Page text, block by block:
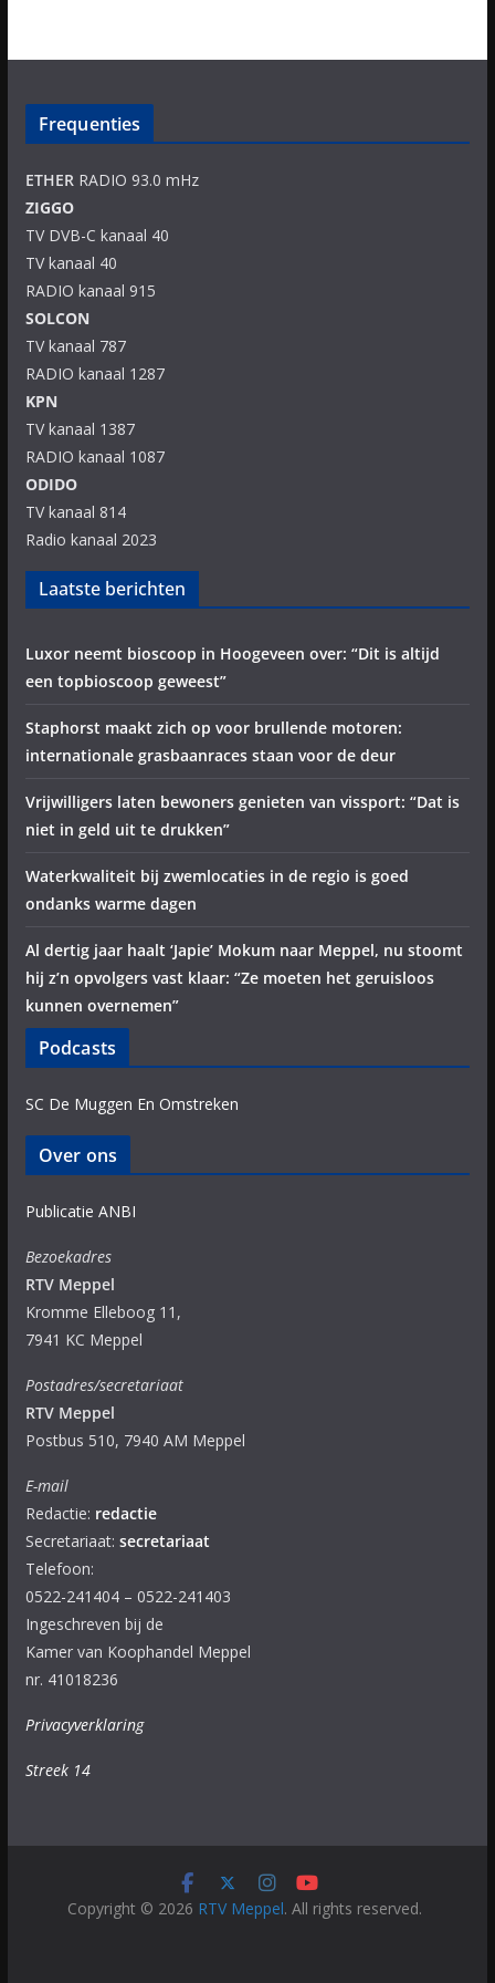
Frequenties
ETHERRADIO 93.0 mHz
ZIGGO
TV DVB-C kanaal 40
TV kanaal 40
RADIO kanaal 915
SOLCON
TV kanaal 787
RADIO kanaal 1287
KPN
TV kanaal 1387
RADIO kanaal 1087
ODIDO
TV kanaal 814
Radio kanaal 2023
Laatste berichten
Luxor neemt bioscoop in Hoogeveen over: “Dit is altijd
een topbioscoop geweest”
Staphorst maakt zich op voor brullende motoren:
internationale grasbaanraces staan voor de deur
Vrijwilligers laten bewoners genieten van vissport: “Dat is
niet in geld uit te drukken”
Waterkwaliteit bij zwemlocaties in de regio is goed
ondanks warme dagen
Al dertig jaar haalt ‘Japie’ Mokum naar Meppel, nu stoomt
hij z’n opvolgers vast klaar: “Ze moeten het geruisloos
kunnen overnemen”
Podcasts
SC De Muggen En Omstreken
Over ons
Publicatie ANBI
Bezoekadres
RTV Meppel
Kromme Elleboog 11,
7941 KC Meppel
Postadres/secretariaat
RTV Meppel
Postbus 510, 7940 AM Meppel
E-mail
Redactie: redactie
Secretariaat: secretariaat
Telefoon:
0522-241404 – 0522-241403
Ingeschreven bij de
Kamer van Koophandel Meppel
nr. 41018236
Privacyverklaring
Streek 14
Copyright © 2026 RTV Meppel. All rights reserved.